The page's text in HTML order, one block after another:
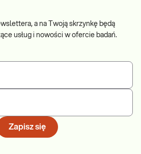
a na Twoją skrzynkę będą
usług i nowości w ofercie badań.
Zapisz się